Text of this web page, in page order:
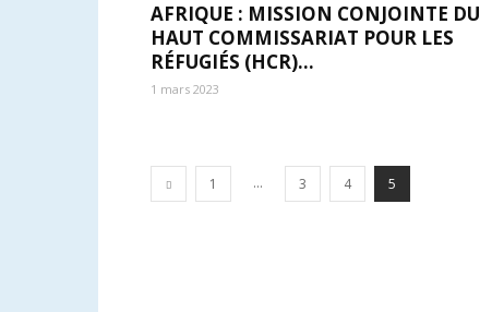
AFRIQUE : MISSION CONJOINTE DU
HAUT COMMISSARIAT POUR LES
RÉFUGIÉS (HCR)...
1 mars 2023
1 ... 3 4 5